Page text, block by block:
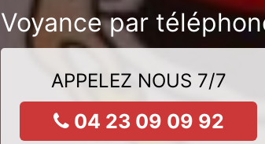
Voyance par
APPELEZ NOUS 7/7
04 23 09 09 92